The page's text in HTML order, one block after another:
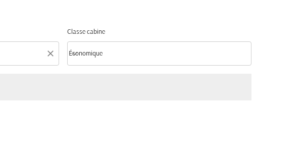
close
Classe cabine
Classe cabine option Économique Selected
Économique
keyboard_arrow_down